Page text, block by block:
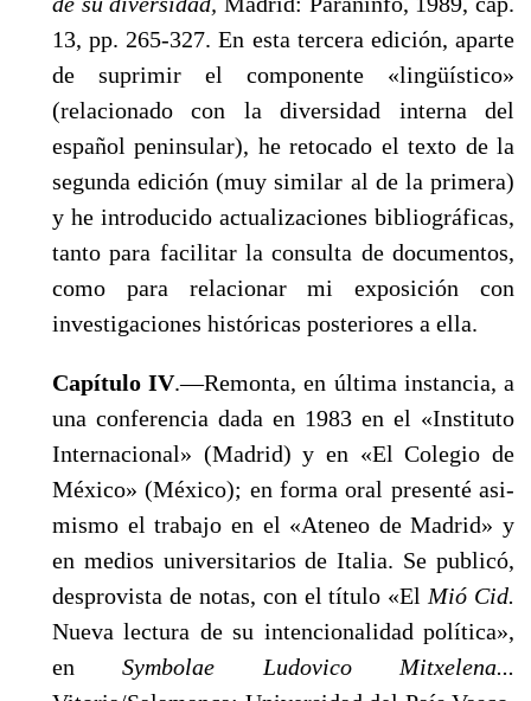
13, pp. 265-327. En esta tercera edición, aparte
de suprimir el componente «lingüístico»
(relacionado con la diversidad interna del
español peninsular), he retocado el texto de la
segunda edi­ción (muy similar al de la primera)
y he introducido actualiza­ciones bibliográficas,
tanto para facilitar la consulta de documen­tos,
como para relacionar mi exposición con
investigaciones históricas posteriores a ella.
Capítulo IV.—Remonta, en última instancia, a
una conferen­cia dada en 1983 en el «Instituto
Internacional» (Madrid) y en «El Colegio de
México» (México); en forma oral presenté asi­
mismo el trabajo en el «Ateneo de Madrid» y
en medios univer­sitarios de Italia. Se publicó,
desprovista de notas, con el título «El Mió Cid.
Nueva lectura de su intencionalidad política»,
enSymbolae Ludovico Mitxelena...